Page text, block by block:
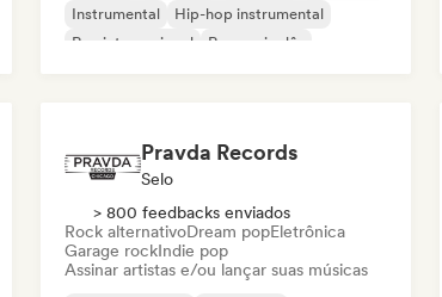
Instrumental
Hip-hop instrumental
Rap internacional
Rap em inglês
Pravda Records
Selo
> 800 feedbacks enviados
Rock alternativoDream popEletrônica
Garage rockIndie pop
Assinar artistas e/ou lançar suas músicas